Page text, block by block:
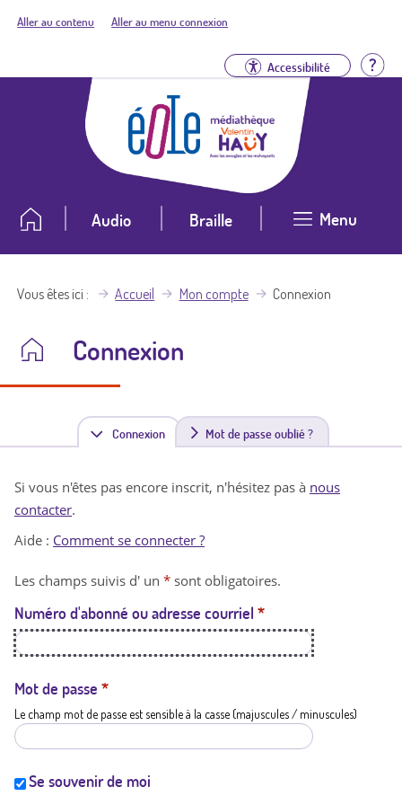
Aller au contenu Aller au menu connexion
Accessibilité
Audio Braille Menu
Vous êtes ici Accueil Mon compte Connexion
Connexion
Connexion(
n
t
a
t
i
Mot de passe oublié ?
Si vous n'êtes pas encore inscrit, n'hésitez pas à nous
contacter.
Aide : Comment se connecter ?
Les champs suivis d' un * sont obligatoires.
Numéro d'abonné ou adresse courriel *
Mot de passe *
Le champ mot de passe est sensible à la casse (majuscules / minuscules)
Se souvenir de moi